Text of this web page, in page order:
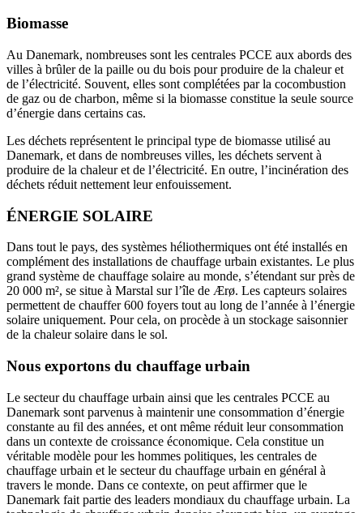
Biomasse
Au Danemark, nombreuses sont les centrales PCCE aux abords des
villes à brûler de la paille ou du bois pour produire de la chaleur et
de l’électricité. Souvent, elles sont complétées par la cocombustion
de gaz ou de charbon, même si la biomasse constitue la seule source
d’énergie dans certains cas.
Les déchets représentent le principal type de biomasse utilisé au
Danemark, et dans de nombreuses villes, les déchets servent à
produire de la chaleur et de l’électricité. En outre, l’incinération des
déchets réduit nettement leur enfouissement.
ÉNERGIE SOLAIRE
Dans tout le pays, des systèmes héliothermiques ont été installés en
complément des installations de chauffage urbain existantes. Le plus
grand système de chauffage solaire au monde, s’étendant sur près de
20 000 m², se situe à Marstal sur l’île de Ærø. Les capteurs solaires
permettent de chauffer 600 foyers tout au long de l’année à l’énergie
solaire uniquement. Pour cela, on procède à un stockage saisonnier
de la chaleur solaire dans le sol.
Nous exportons du chauffage urbain
Le secteur du chauffage urbain ainsi que les centrales PCCE au
Danemark sont parvenus à maintenir une consommation d’énergie
constante au fil des années, et ont même réduit leur consommation
dans un contexte de croissance économique. Cela constitue un
véritable modèle pour les hommes politiques, les centrales de
chauffage urbain et le secteur du chauffage urbain en général à
travers le monde. Dans ce contexte, on peut affirmer que le
Danemark fait partie des leaders mondiaux du chauffage urbain. La